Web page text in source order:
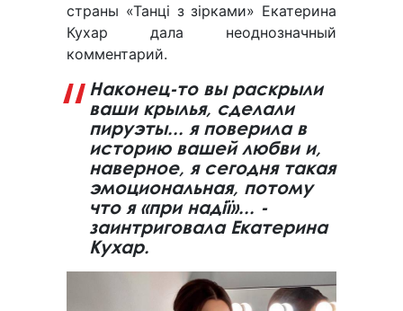
страны «Танці з зірками» Екатерина
Кухар дала неоднозначный
комментарий.
Наконец-то вы раскрыли
ваши крылья, сделали
пируэты... я поверила в
историю вашей любви и,
наверное, я сегодня такая
эмоциональная, потому
что я «при надії»... -
заинтриговала Екатерина
Кухар.